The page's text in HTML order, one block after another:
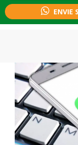
ENVIE